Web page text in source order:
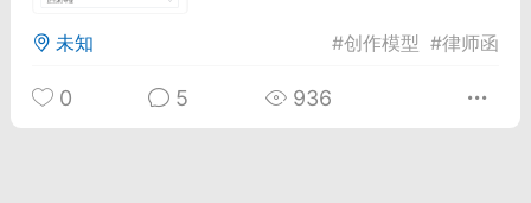
聚合API
未知 #创作模型 #律师函
0 5 936